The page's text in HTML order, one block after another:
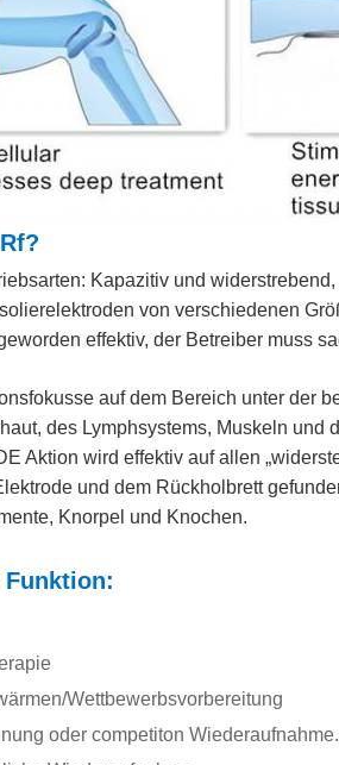
Kapazitiv und widerstrebend,
von verschiedenen
effektiv, der Betreiber muss
auf dem Bereich unter der
des Lymphsystems, Muskeln und
Aktion wird effektiv auf allen
und dem Rückholbrett
Knorpel und Knochen.
Wettbewerbsvorbereitung
oder competiton Wiederaufnahme.